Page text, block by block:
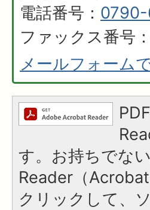
電話番号：
ファックス番号
メールフォーム
す。お持ちでな
Reader（
クリックして、